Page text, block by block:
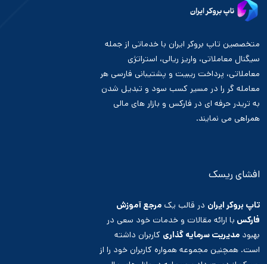
متخصصین تاپ بروکر ایران با خدماتی از جمله
سیگنال معاملاتی، واریز ریالی، استراتژی
معاملاتی، پرداخت ریبیت و پشتیبانی فارسی هر
معامله گر را در مسیر کسب سود و تبدیل شدن
به تریدر حرفه ای در فارکس و بازار های مالی
همراهی می نمایند.
افشای ریسک
تاپ بروکر ایران در قالب یک مرجع آموزش
فارکس با ارائه مقالات و خدمات خود سعی در
بهبود مدیریت سرمایه گذاری کاربران داشته
است. همچنین مجموعه همواره کاربران خود را از